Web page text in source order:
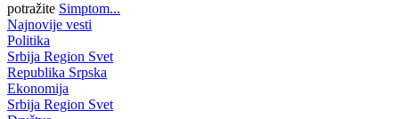
potražite Simptom...
Najnovije vesti
Politika
Srbija Region Svet
Republika Srpska
Ekonomija
Srbija Region Svet